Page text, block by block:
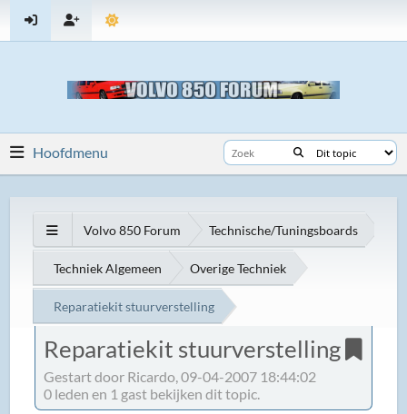
Hoofdmenu
Volvo 850 Forum Technische/Tuningsboards
Techniek Algemeen Overige Techniek
Reparatiekit stuurverstelling
Reparatiekit stuurverstelling
Gestart door Ricardo, 09-04-2007 18:44:02
0 leden en 1 gast bekijken dit topic.